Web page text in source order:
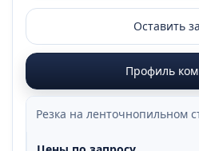
Оставить
Профиль
Резка на ленточнопильном